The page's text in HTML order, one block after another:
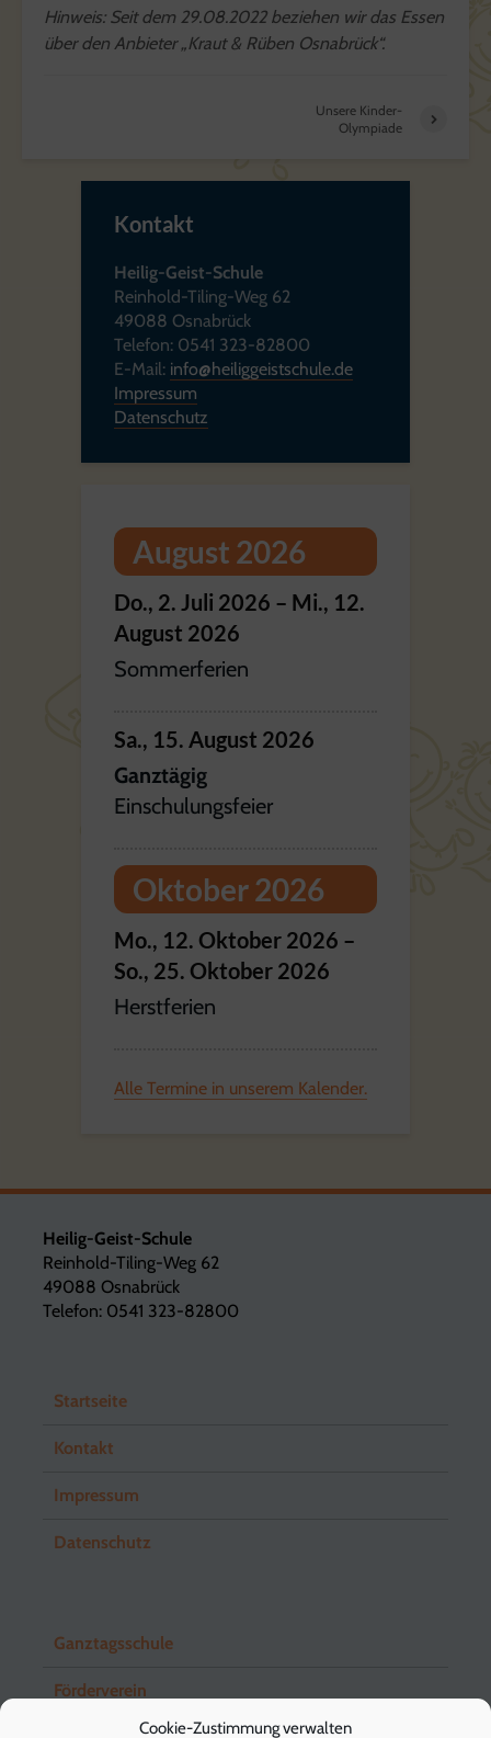
Cookie-Zustimmung verwalten
Hinweis: Seit dem 29.08.2022 beziehen wir das Essen
über den Anbieter „Kraut & Rüben Osnabrück“.
Unsere Kinder-
Olympiade
Kontakt
Heilig-Geist-Schule
Reinhold-Tiling-Weg 62
49088 Osnabrück
Telefon: 0541 323-82800
E-Mail: info@heiliggeistschule.de
Impressum
Datenschutz
August 2026
Do., 2. Juli 2026 – Mi., 12.
August 2026
Sommerferien
Sa., 15. August 2026
Ganztägig
Einschulungsfeier
Oktober 2026
Mo., 12. Oktober 2026 –
So., 25. Oktober 2026
Herstferien
Alle Termine in unserem Kalender.
Heilig-Geist-Schule
Reinhold-Tiling-Weg 62
49088 Osnabrück
Telefon: 0541 323-82800
Startseite
Kontakt
Impressum
Datenschutz
Ganztagsschule
Förderverein